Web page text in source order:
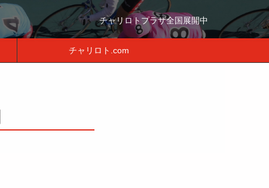
チャリロトプラザ全国展開中
チャリロト.com